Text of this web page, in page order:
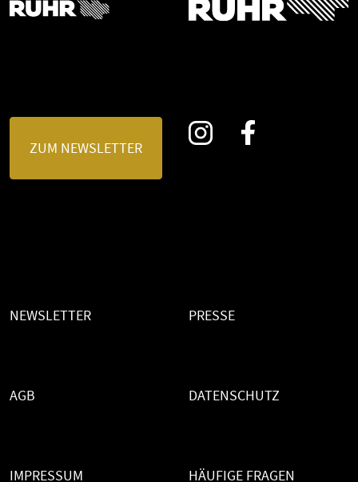
ZUM NEWSLETTER
NEWSLETTER PRESSE
AGB DATENSCHUTZ
IMPRESSUM HÄUFIGE FRAGEN